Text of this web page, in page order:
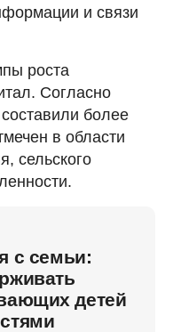
и связи
роста
Согласно
более
в области
сельского
с семьи:
детей